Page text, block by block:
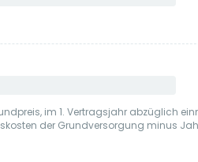
im 1. Vertragsjahr abzüglich
der Grundversorgung minus